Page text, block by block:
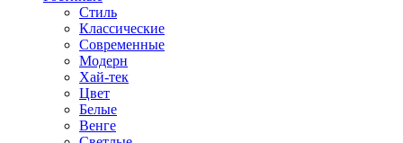
Стиль
Классические
Современные
Модерн
Хай-тек
Цвет
Белые
Венге